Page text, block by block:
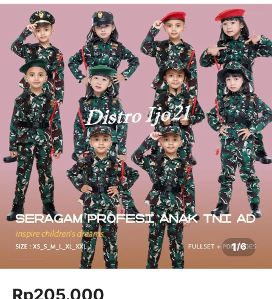
1/6
Rp205.000